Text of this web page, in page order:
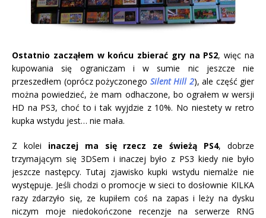
Ostatnio zacząłem w końcu zbierać gry na PS2, więc na
kupowania się ograniczam i w sumie nic jeszcze nie
przeszedłem (oprócz pożyczonego Silent Hill 2), ale część gier
można powiedzieć, że mam odhaczone, bo ograłem w wersji
HD na PS3, choć to i tak wyjdzie z 10%. No niestety w retro
kupka wstydu jest… nie mała.
Z kolei inaczej ma się rzecz ze świeżą PS4, dobrze
trzymającym się 3DSem i inaczej było z PS3 kiedy nie było
jeszcze następcy. Tutaj zjawisko kupki wstydu niemalże nie
występuje. Jeśli chodzi o promocje w sieci to dosłownie KILKA
razy zdarzyło się, ze kupiłem coś na zapas i leży na dysku
niczym moje niedokończone recenzje na serwerze RNG